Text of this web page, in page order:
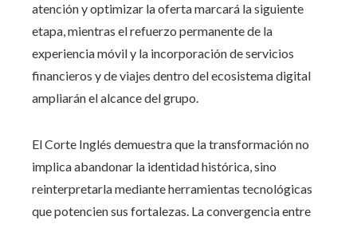
atención y optimizar la oferta marcará la siguiente
etapa, mientras el refuerzo permanente de la
experiencia móvil y la incorporación de servicios
financieros y de viajes dentro del ecosistema digital
ampliarán el alcance del grupo.
El Corte Inglés demuestra que la transformación no
implica abandonar la identidad histórica, sino
reinterpretarla mediante herramientas tecnológicas
que potencien sus fortalezas. La convergencia entre